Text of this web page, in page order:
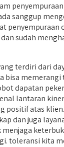
sanggup
sudah
terdiri dari
dapatan
lantaran
positif atas
dan juga
toleransi kita